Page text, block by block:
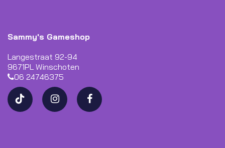
Sammy's Gameshop
Langestraat 92-94
9671PL Winschoten
06 24746375